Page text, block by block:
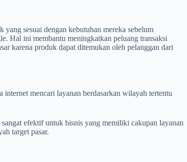
sesuai dengan kebutuhan mereka sebelum
Hal ini membantu meningkatkan peluang transaksi
karena produk dapat ditemukan oleh pelanggan dari
mencari layanan berdasarkan wilayah tertentu
efektif untuk bisnis yang memiliki cakupan layanan
target pasar.